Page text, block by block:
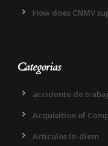
How does CNMV
Categorias
accidente de
Acquisition of
Articulos In-diem